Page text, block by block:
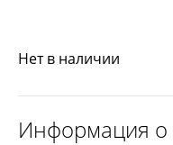
Нет в наличии
Информация о